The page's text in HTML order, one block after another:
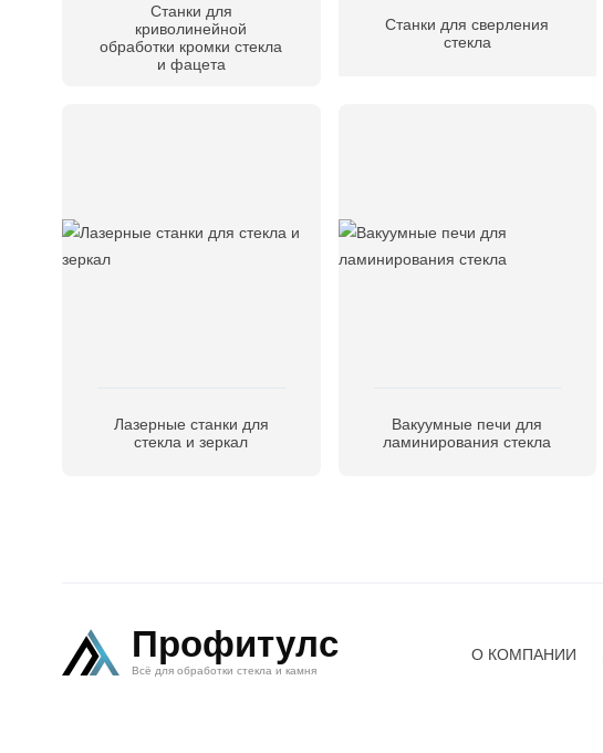
Станки для
криволинейной
обработки кромки стекла
и фацета
Станки для сверления
стекла
Лазерные станки для
стекла и зеркал
Вакуумные печи для
ламинирования стекла
Профитулс
Всё для обработки стекла и камня
О КОМПАНИИ